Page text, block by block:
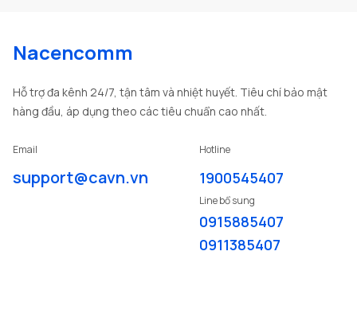
Nacencomm
Hỗ trợ đa kênh 24/7, tận tâm và nhiệt huyết. Tiêu chí bảo mật
hàng đầu, áp dụng theo các tiêu chuẩn cao nhất.
Email
support@cavn.vn
Hotline
1900545407
Line bổ sung
0915885407
0911385407